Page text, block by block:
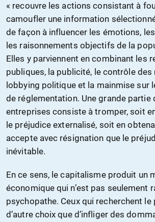
« recouvre les actions consistant à
camoufler une information
de façon à influencer les émotions,
les raisonnements objectifs de la
Elles y parviennent en combinant les
publiques, la publicité, le contrôle des
lobbying politique et la mainmise sur
de réglementation. Une grande partie
entreprises consiste à tromper, soit
le préjudice externalisé, soit en
accepte avec résignation que le
inévitable.
En ce sens, le capitalisme produit un
économique qui n’est pas seulement
psychopathe. Ceux qui recherchent le
d’autre choix que d’infliger des